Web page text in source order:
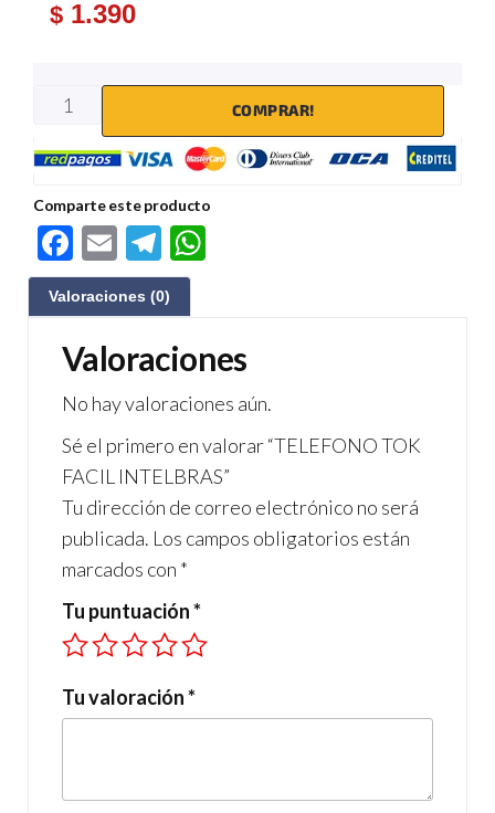
$ 1.390
COMPRAR!
Comparte este producto
F
ac
e
b
o
o
k
E
m
ail
Te
le
gr
a
m
s
A
p
p
Valoraciones (0)
Valoraciones
No hay valoraciones aún.
Sé el primero en valorar “TELEFONO TOK
FACIL INTELBRAS”
Tu dirección de correo electrónico no será
publicada. Los campos obligatorios están
marcados con *
Tu puntuación*
Tu valoración*